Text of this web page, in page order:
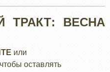
ТРАКТ: ВЕСНА
или
оставлять